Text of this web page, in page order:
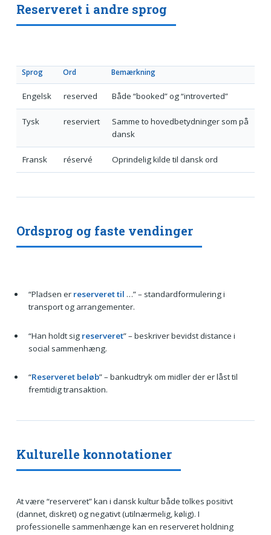
Reserveret i andre sprog
Sprog Ord Bemærkning
Engelsk reserved Både “booked” og “introverted”
Tysk reserviert
Samme to hovedbetydninger som på
dansk
Fransk réservé Oprindelig kilde til dansk ord
Ordsprog og faste vendinger
“Pladsen er reserveret til …” – standardformulering i
transport og arrangementer.
“Han holdt sig reserveret” – beskriver bevidst distance i
social sammenhæng.
“Reserveret beløb” – bankudtryk om midler der er låst til
fremtidig transaktion.
Kulturelle konnotationer
At være “reserveret” kan i dansk kultur både tolkes positivt
(dannet, diskret) og negativt (utilnærmelig, kølig). I
professionelle sammenhænge kan en reserveret holdning